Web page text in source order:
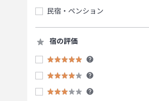
民宿・ペンション
宿の評価